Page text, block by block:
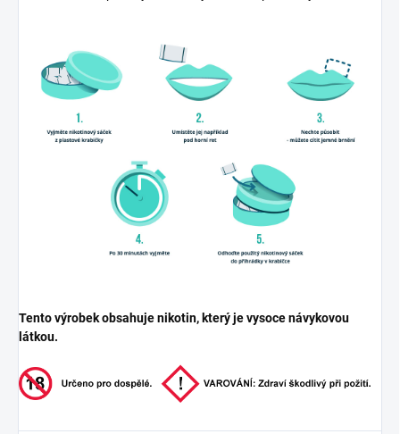
Tento výrobek obsahuje nikotin, který je vysoce návykovou
látkou.